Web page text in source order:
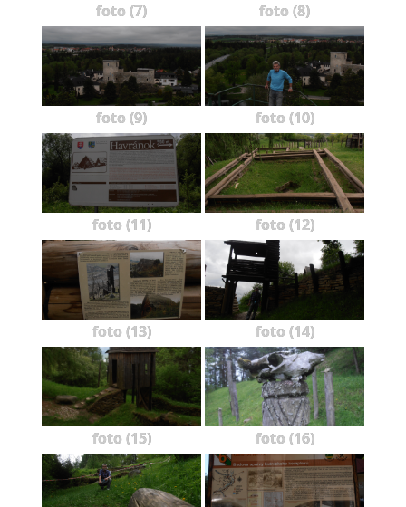
foto (7) foto (8)
foto (9) foto (10)
foto (11) foto (12)
foto (13) foto (14)
foto (15) foto (16)